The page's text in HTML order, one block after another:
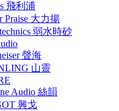
飛利浦
Praise 大力揚
弱水時砂
聲海
山靈
Audio 絲韻
興戈